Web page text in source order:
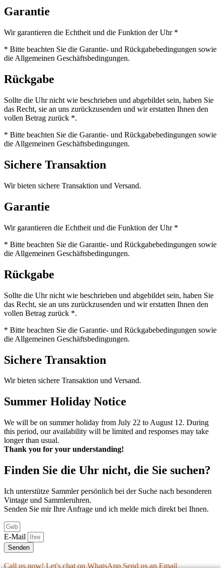
Garantie
Wir garantieren die Echtheit und die Funktion der Uhr *
* Bitte beachten Sie die Garantie- und Rückgabebedingungen sowie
die Allgemeinen Geschäftsbedingungen.
Rückgabe
Sollte die Uhr nicht wie beschrieben und abgebildet sein, haben Sie
das Recht, sie an uns zurückzusenden und wir erstatten Ihnen den
vollen Betrag zurück *.
* Bitte beachten Sie die Garantie- und Rückgabebedingungen sowie
die Allgemeinen Geschäftsbedingungen.
Sichere Transaktion
Wir bieten sichere Transaktion und Versand.
Garantie
Wir garantieren die Echtheit und die Funktion der Uhr *
* Bitte beachten Sie die Garantie- und Rückgabebedingungen sowie
die Allgemeinen Geschäftsbedingungen.
Rückgabe
Sollte die Uhr nicht wie beschrieben und abgebildet sein, haben Sie
das Recht, sie an uns zurückzusenden und wir erstatten Ihnen den
vollen Betrag zurück *.
* Bitte beachten Sie die Garantie- und Rückgabebedingungen sowie
die Allgemeinen Geschäftsbedingungen.
Sichere Transaktion
Wir bieten sichere Transaktion und Versand.
Summer Holiday Notice
We will be on summer holiday from July 22 to August 12. During
this period, our availability will be limited and responses may take
longer than usual.
Thank you for your understanding!
Finden Sie die Uhr nicht, die Sie suchen?
Ich unterstütze Sammler persönlich bei der Suche nach besonderen
Vintage und Sammleruhren.
Senden Sie mir Ihre Anfrage und ich melde mich direkt bei Ihnen.
E-Mail
Senden
Call us now! Let's chat on WhatsApp Send us an Email